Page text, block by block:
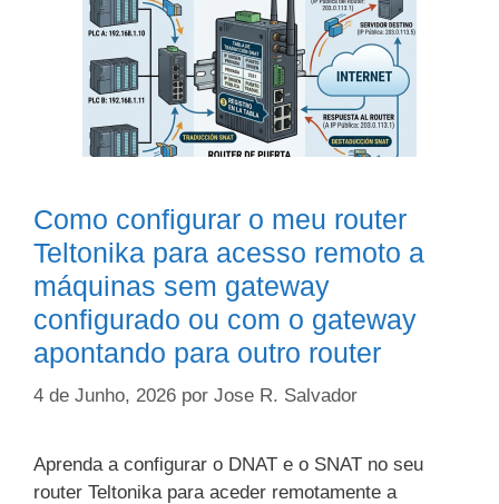
Como configurar o meu router
Teltonika para acesso remoto a
máquinas sem gateway
configurado ou com o gateway
apontando para outro router
4 de Junho, 2026 por Jose R. Salvador
Aprenda a configurar o DNAT e o SNAT no seu
router Teltonika para aceder remotamente a